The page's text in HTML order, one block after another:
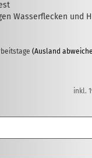
Wasserflecken und
(Ausland
inkl.